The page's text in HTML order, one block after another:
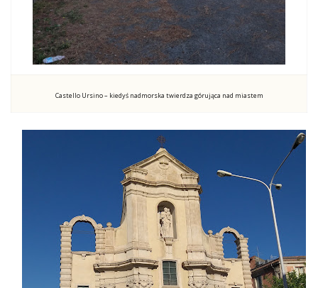
Castello Ursino – kiedyś nadmorska twierdza górująca nad miastem